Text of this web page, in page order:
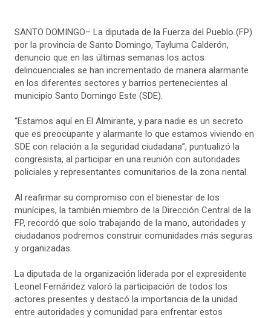
SANTO DOMINGO– La diputada de la Fuerza del Pueblo (FP)
por la provincia de Santo Domingo, Tayluma Calderón,
denuncio que en las últimas semanas los actos
delincuenciales se han incrementado de manera alarmante
en los diferentes sectores y barrios pertenecientes al
municipio Santo Domingo Este (SDE).
“Estamos aquí en El Almirante, y para nadie es un secreto
que es preocupante y alarmante lo que estamos viviendo en
SDE con relación a la seguridad ciudadana”, puntualizó la
congresista, al participar en una reunión con autoridades
policiales y representantes comunitarios de la zona riental.
Al reafirmar su compromiso con el bienestar de los
munícipes, la también miembro de la Dirección Central de la
FP, recordó que solo trabajando de la mano, autoridades y
ciudadanos podremos construir comunidades más seguras
y organizadas.
La diputada de la organización liderada por el expresidente
Leonel Fernández valoró la participación de todos los
actores presentes y destacó la importancia de la unidad
entre autoridades y comunidad para enfrentar estos